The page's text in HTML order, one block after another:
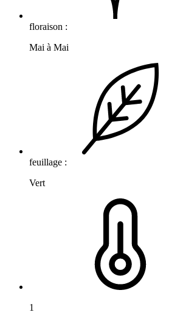
floraison :
Mai à Mai
feuillage :
Vert
1